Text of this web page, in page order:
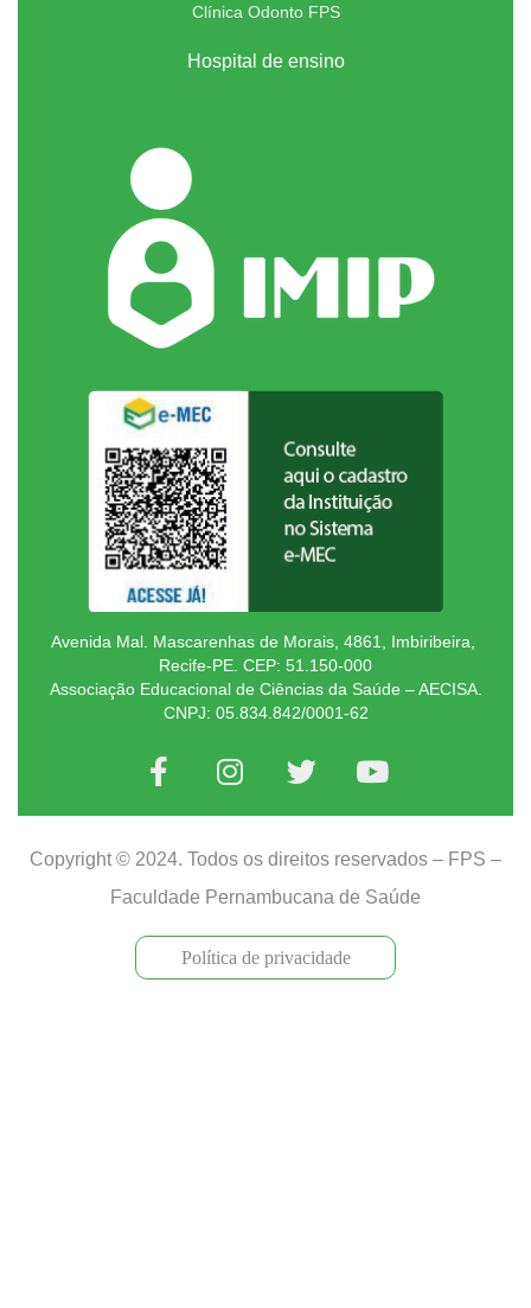
Clínica Odonto FPS
Hospital de ensino
Avenida Mal. Mascarenhas de Morais, 4861, Imbiribeira,
Recife-PE. CEP: 51.150-000
Associação Educacional de Ciências da Saúde – AECISA.
CNPJ: 05.834.842/0001-62
Copyright © 2024. Todos os direitos reservados – FPS –
Faculdade Pernambucana de Saúde
Política de privacidade